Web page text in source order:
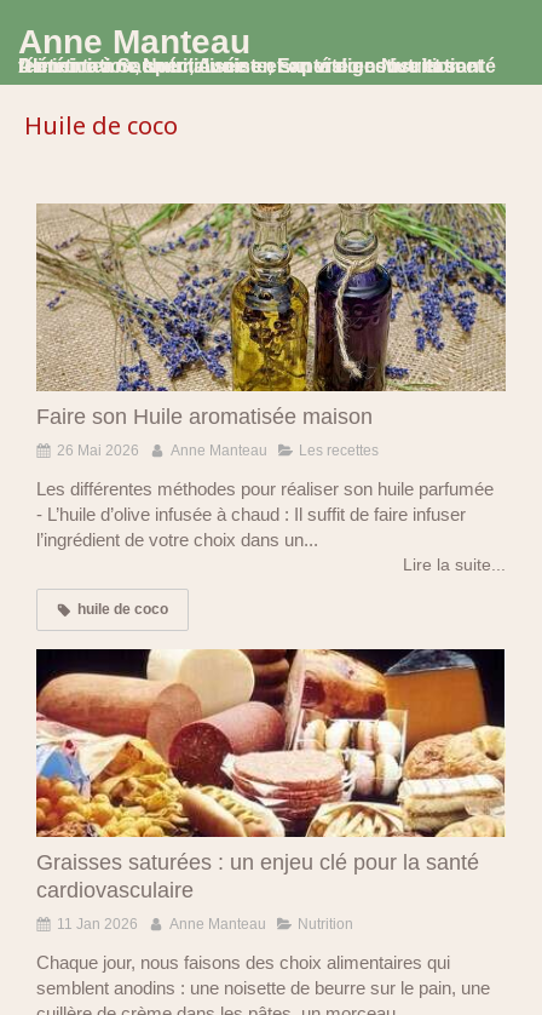
Anne Manteau
Diététicienne Nutritionniste, Experte en Nutrition et Alimentation, spécialisée en santé digestive et santé féminine à Saumur, Avoine et en visio consultation
Huile de coco
Faire son Huile aromatisée maison
26 Mai 2026 Anne Manteau Les recettes
Les différentes méthodes pour réaliser son huile parfumée
- L’huile d’olive infusée à chaud : Il suffit de faire infuser
l’ingrédient de votre choix dans un...
Lire la suite...
huile de coco
Graisses saturées : un enjeu clé pour la santé
cardiovasculaire
11 Jan 2026 Anne Manteau Nutrition
Chaque jour, nous faisons des choix alimentaires qui
semblent anodins : une noisette de beurre sur le pain, une